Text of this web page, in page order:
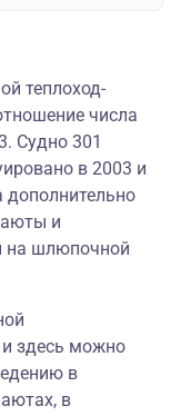
теплоход-
числа
Судно 301
в 2003 и
дополнительно
и
на шлюпочной
и здесь можно
в
в